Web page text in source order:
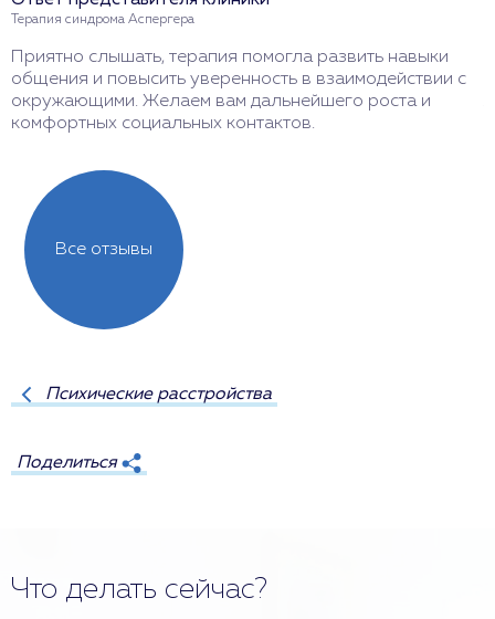
Терапия синдрома Аспергера
Приятно слышать, терапия помогла развить навыки
общения и повысить уверенность в взаимодействии с
окружающими. Желаем вам дальнейшего роста и
комфортных социальных контактов.
Все отзывы
Психические расстройства
Поделиться
Что делать сейчас?